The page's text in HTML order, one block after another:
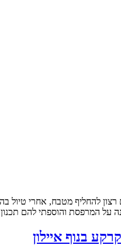
ופסיכולוגית עם רצון להחליף
על המרפסת והוספתי להם
בנוף איילון